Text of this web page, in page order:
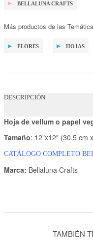
BELLALUNA CRAFTS
Más productos de las
FLORES HOJAS
DESCRIPCIÓN
Hoja de vellum o papel
Tamaño: 12"x12" (30,5 cm
CATÁLOGO COMPLETO
Marca: Bellaluna Crafts
TAMBIÉN